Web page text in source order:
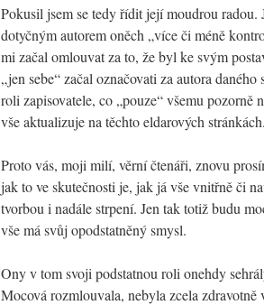
Pokusil jsem se tedy řídit její moudrou radou.
dotyčným autorem oněch „více či méně
mi začal omlouvat za to, že byl ke svým
„jen sebe“ začal označovati za autora
roli zapisovatele, co „pouze“ všemu pozorně
vše aktualizuje na těchto eldarových stránkách.
Proto vás, moji milí, věrní čtenáři, znovu
jak to ve skutečnosti je, jak já vše vnitřně či
tvorbou i nadále strpení. Jen tak totiž budu
vše má svůj opodstatněný smysl.
Ony v tom svoji podstatnou roli onehdy
Mocová rozmlouvala, nebyla zcela